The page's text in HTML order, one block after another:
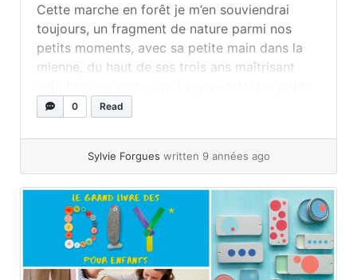
Cette marche en forêt je m’en souviendrai
toujours, un fragment de nature parmi nos
petits moments, avec sa petite main dans la
mienne, du haut de ses trois ans maîtrisant
pourquoi et des mots amusants d’enfant : «
Ma... »read more
0 Read
Sylvie Forgues written 9 années ago